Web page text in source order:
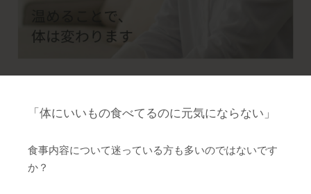
「体にいいもの食べてるのに元気にならない」
食事内容について迷っている方も多いのではないです
か？